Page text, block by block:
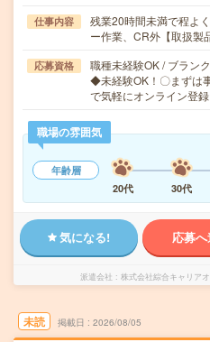
仕事内容
残業20時間未満で程よ
ー作業、CR外【取扱
応募資格
職種未経験OK / ブラン
◆未経験OK！〇まずは
で気軽にオンライン登
職場の雰囲気
年齢層
20代
30代
気になる! 応募
派遣会社 株式会社綜合キャリア
未読 掲載日 2026/08/05